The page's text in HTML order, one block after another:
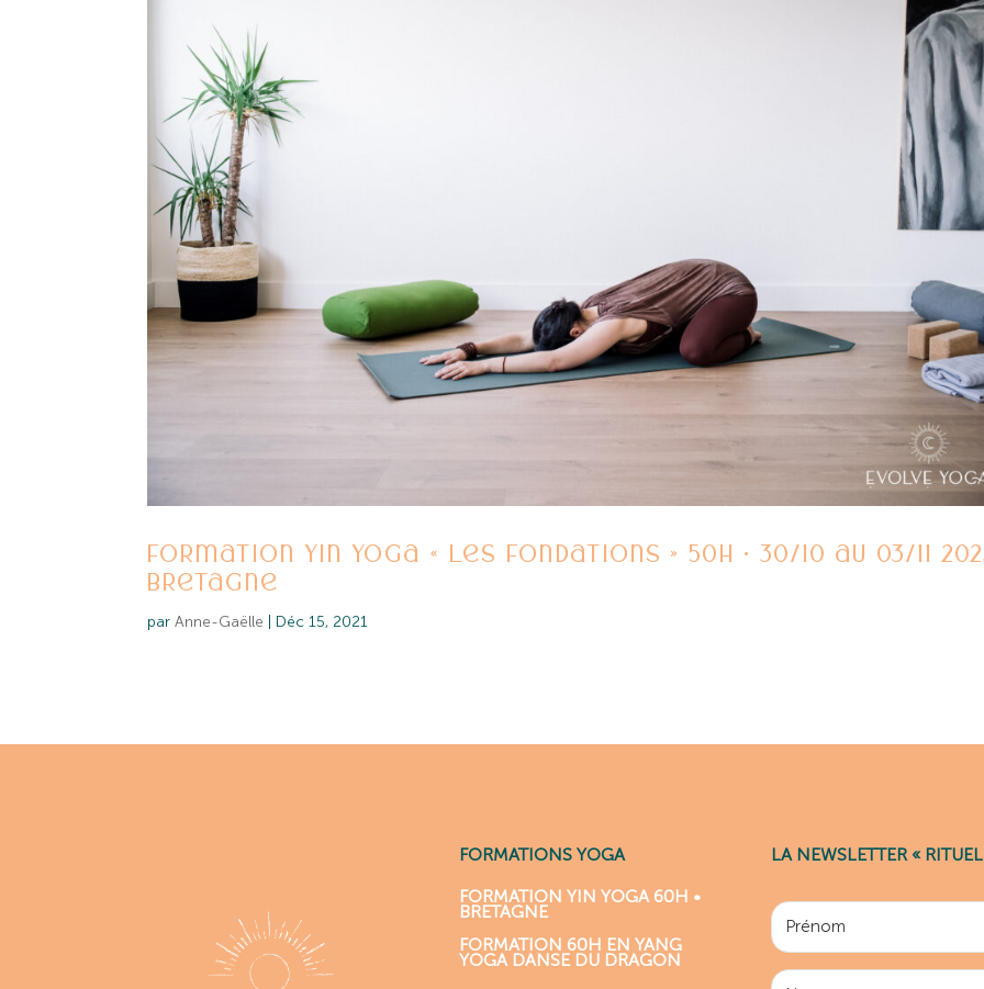
Formation Yin yoga « Les Fondations » 50h • 30/10 au 03/11
Bretagne
parAnne-Gaëlle Déc 15, 2021
FORMATIONS YOGA
FORMATION YIN YOGA 60H •
BRETAGNE
FORMATION 60H EN YANG
YOGA DANSE DU DRAGON
LA NEWSLETTER «